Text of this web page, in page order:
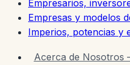
Empresarios,
Empresas y modelos
Imperios, potencias y
Acerca de Nosotros